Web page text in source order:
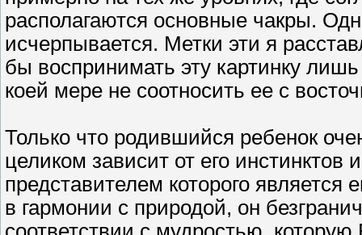
располагаются основные чакры.
исчерпывается. Метки эти я
бы воспринимать эту картинку
коей мере не соотносить ее с
Только что родившийся ребенок
целиком зависит от его
представителем которого является
в гармонии с природой, он